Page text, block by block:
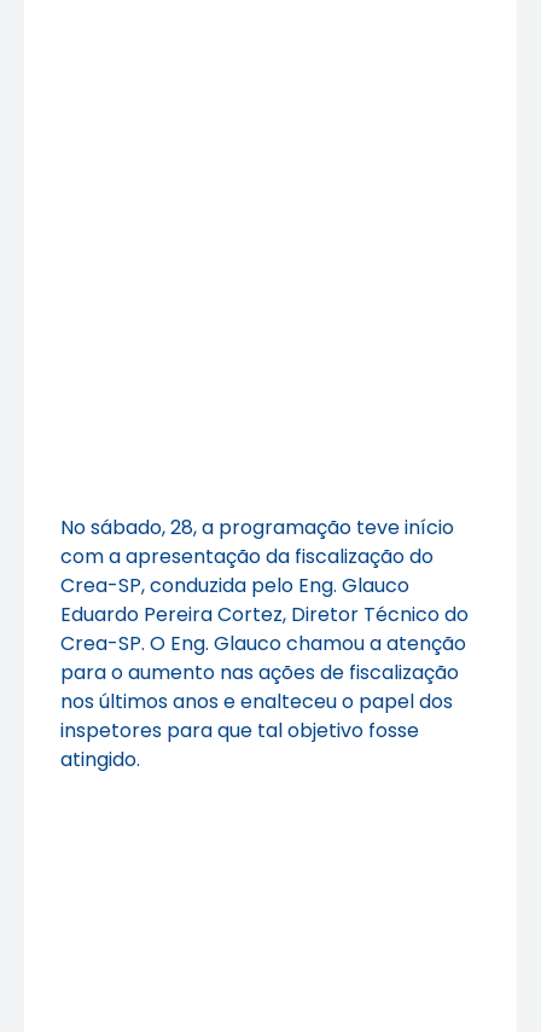
No sábado, 28, a programação teve início
com a apresentação da fiscalização do
Crea-SP, conduzida pelo Eng. Glauco
Eduardo Pereira Cortez, Diretor Técnico do
Crea-SP. O Eng. Glauco chamou a atenção
para o aumento nas ações de fiscalização
nos últimos anos e enalteceu o papel dos
inspetores para que tal objetivo fosse
atingido.